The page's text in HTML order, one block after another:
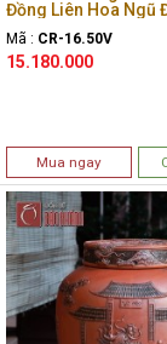
Đồng Liên Hoa Ngũ
Mã : CR-16.50V
15.180.000
Mua ngay